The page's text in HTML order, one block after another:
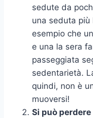
sedute da
una seduta più
esempio che
e una la sera
passeggiata
sedentarietà.
quindi, non è
muoversi!
Si può